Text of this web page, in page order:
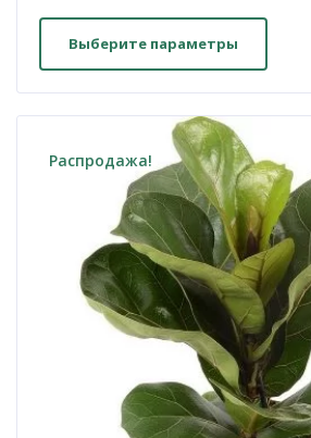
Выберите параметры
Распродажа!